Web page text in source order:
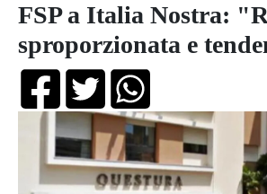
FSP a Italia Nostra:
sproporzionata e